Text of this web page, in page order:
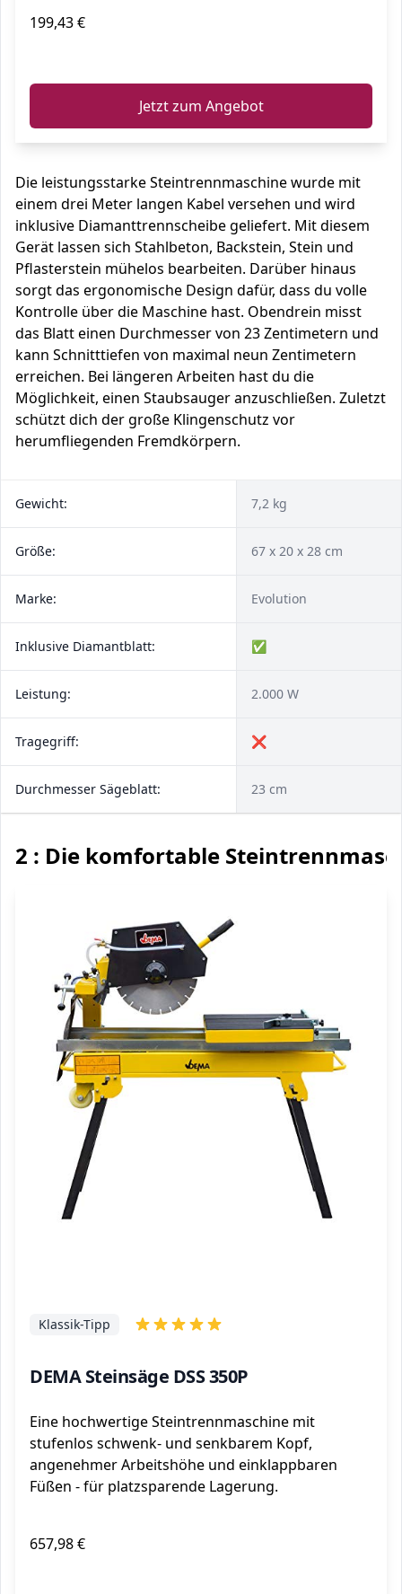
199,43 €
Jetzt zum Angebot
Die leistungsstarke Steintrennmaschine wurde mit
einem drei Meter langen Kabel versehen und wird
inklusive Diamanttrennscheibe geliefert. Mit diesem
Gerät lassen sich Stahlbeton, Backstein, Stein und
Pflasterstein mühelos bearbeiten. Darüber hinaus
sorgt das ergonomische Design dafür, dass du volle
Kontrolle über die Maschine hast. Obendrein misst
das Blatt einen Durchmesser von 23 Zentimetern und
kann Schnitttiefen von maximal neun Zentimetern
erreichen. Bei längeren Arbeiten hast du die
Möglichkeit, einen Staubsauger anzuschließen. Zuletzt
schützt dich der große Klingenschutz vor
herumfliegenden Fremdkörpern.
Gewicht: 7,2 kg
Größe: 67 x 20 x 28 cm
Marke: Evolution
Inklusive Diamantblatt: ✅
Leistung: 2.000 W
Tragegriff: ❌
Durchmesser Sägeblatt: 23 cm
2 : Die komfortable
DEMA Steinsäge DSS 350P
Klassik-Tipp
Eine hochwertige Steintrennmaschine mit
stufenlos schwenk- und senkbarem Kopf,
angenehmer Arbeitshöhe und einklappbaren
Füßen - für platzsparende Lagerung.
657,98 €